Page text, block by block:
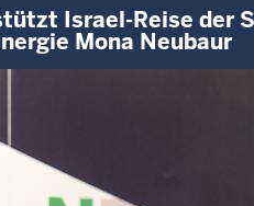
Israel-Reise
Mona Neubaur